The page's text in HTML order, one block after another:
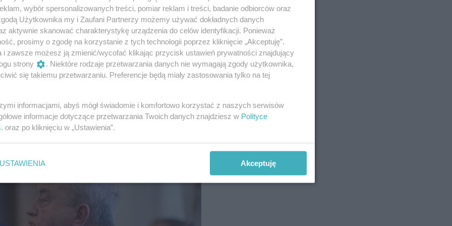
na merytorycznych rozmowach. - Nie ma
mowy też o prostym dosypywaniu pieniędzy –
przynosić strat w bieżącej działalności, to cel
spółki Tomasz Skura. - Problem zaczął się
czy powiatowe przestały dostawać pieniądze za
dostajemy. Jesteśmy w sporze z NFZ i
prezes.
wybór spersonalizowanych treści, pomiar reklam i treści, badanie odbiorców oraz
Użytkownika my i Zaufani Partnerzy możemy używać dokładnych danych
aktywnie skanować charakterystykę urządzenia do celów identyfikacji. Ponieważ
prosimy o zgodę na korzystanie z tych technologii poprzez kliknięcie „Akceptuję”.
i zawsze możesz ją zmienić/wycofać klikając przycisk ustawień prywatności znajdujący
strony
. Niektóre rodzaje przetwarzania danych nie wymagają zgody użytkownika,
się takiemu przetwarzaniu. Preferencje będą miały zastosowania tylko na tej
informacjami, abyś mógł świadomie i komfortowo korzystać z naszych serwisów
informacje dotyczące przetwarzania Twoich danych znajdziesz w Polityce
. oraz po kliknięciu w „Ustawienia”.
USTAWIENIA Akceptuję